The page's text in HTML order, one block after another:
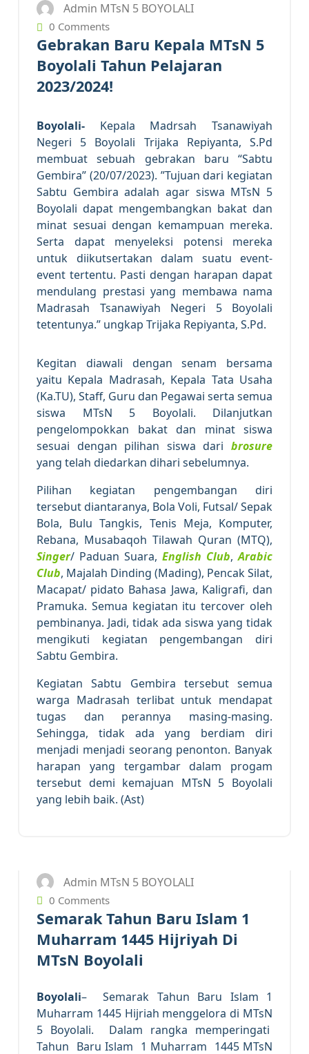
Admin MTsN 5 BOYOLALI
0 Comments
Gebrakan Baru Kepala MTsN 5
Boyolali Tahun Pelajaran
2023/2024!
Boyolali- Kepala Madrsah Tsanawiyah
Negeri 5 Boyolali Trijaka Repiyanta, S.Pd
membuat sebuah gebrakan baru “Sabtu
Gembira” (20/07/2023). ”Tujuan dari kegiatan
Sabtu Gembira adalah agar siswa MTsN 5
Boyolali dapat mengembangkan bakat dan
minat sesuai dengan kemampuan mereka.
Serta dapat menyeleksi potensi mereka
untuk diikutsertakan dalam suatu event-
event tertentu. Pasti dengan harapan dapat
mendulang prestasi yang membawa nama
Madrasah Tsanawiyah Negeri 5 Boyolali
tetentunya.” ungkap Trijaka Repiyanta, S.Pd.
Kegitan diawali dengan senam bersama
yaitu Kepala Madrasah, Kepala Tata Usaha
(Ka.TU), Staff, Guru dan Pegawai serta semua
siswa MTsN 5 Boyolali. Dilanjutkan
pengelompokkan bakat dan minat siswa
sesuai dengan pilihan siswa dari brosure
yang telah diedarkan dihari sebelumnya.
Pilihan kegiatan pengembangan diri
tersebut diantaranya, Bola Voli, Futsal/ Sepak
Bola, Bulu Tangkis, Tenis Meja, Komputer,
Rebana, Musabaqoh Tilawah Quran (MTQ),
Singer/ Paduan Suara, English Club,Arabic
Club, Majalah Dinding (Mading), Pencak Silat,
Macapat/ pidato Bahasa Jawa, Kaligrafi, dan
Pramuka. Semua kegiatan itu tercover oleh
pembinanya. Jadi, tidak ada siswa yang tidak
mengikuti kegiatan pengembangan diri
Sabtu Gembira.
Kegiatan Sabtu Gembira tersebut semua
warga Madrasah terlibat untuk mendapat
tugas dan perannya masing-masing.
Sehingga, tidak ada yang berdiam diri
menjadi menjadi seorang penonton. Banyak
harapan yang tergambar dalam progam
tersebut demi kemajuan MTsN 5 Boyolali
yang lebih baik. (Ast)
Admin MTsN 5 BOYOLALI
0 Comments
Semarak Tahun Baru Islam 1
Muharram 1445 Hijriyah Di
MTsN Boyolali
Boyolali– Semarak Tahun Baru Islam 1
Muharram 1445 Hijriah menggelora di MTsN
5 Boyolali. Dalam rangka memperingati
Tahun Baru Islam 1 Muharram 1445 MTsN